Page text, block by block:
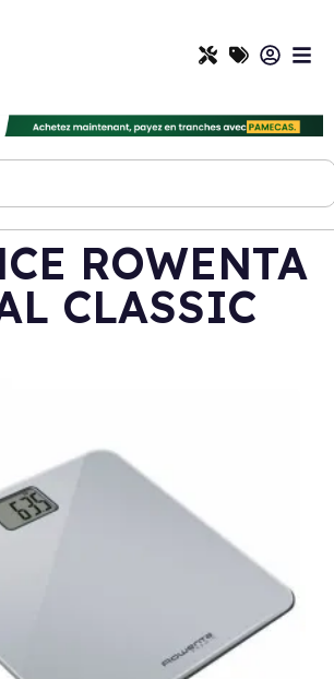
ROWENTA
CLASSIC